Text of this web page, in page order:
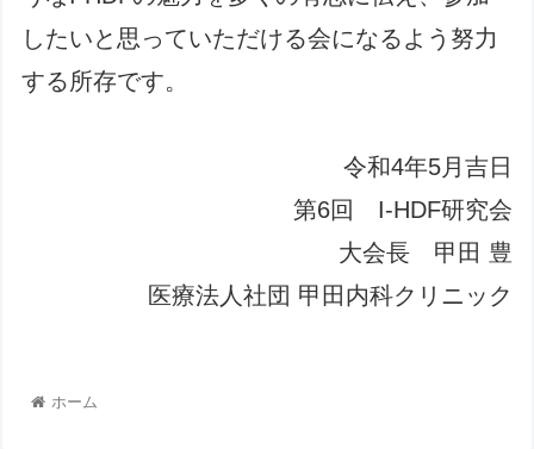
したいと思っていただける会になるよう努力
する所存です。
令和4年5月吉日
第6回 I-HDF研究会
大会長 甲田 豊
医療法人社団 甲田内科クリニック
ホーム